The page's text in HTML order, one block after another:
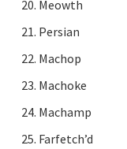
Meowth
Persian
Machop
Machoke
Machamp
Farfetch’d